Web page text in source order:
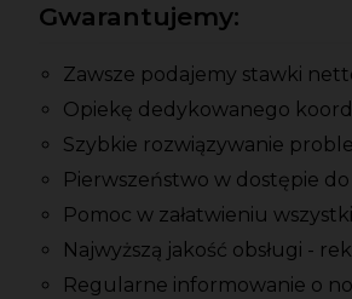
Gwarantujemy:
Zawsze podajemy stawki
Opiekę dedykowanego
Szybkie rozwiązywanie
Pierwszeństwo w dostępie
Pomoc w załatwieniu
Najwyższą jakość obsługi -
Regularne informowanie o